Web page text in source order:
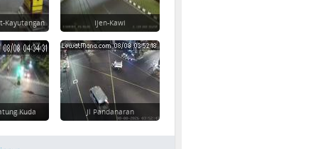
Kayutangan Ijen-Kawi
Kuda Jl Pandanaran